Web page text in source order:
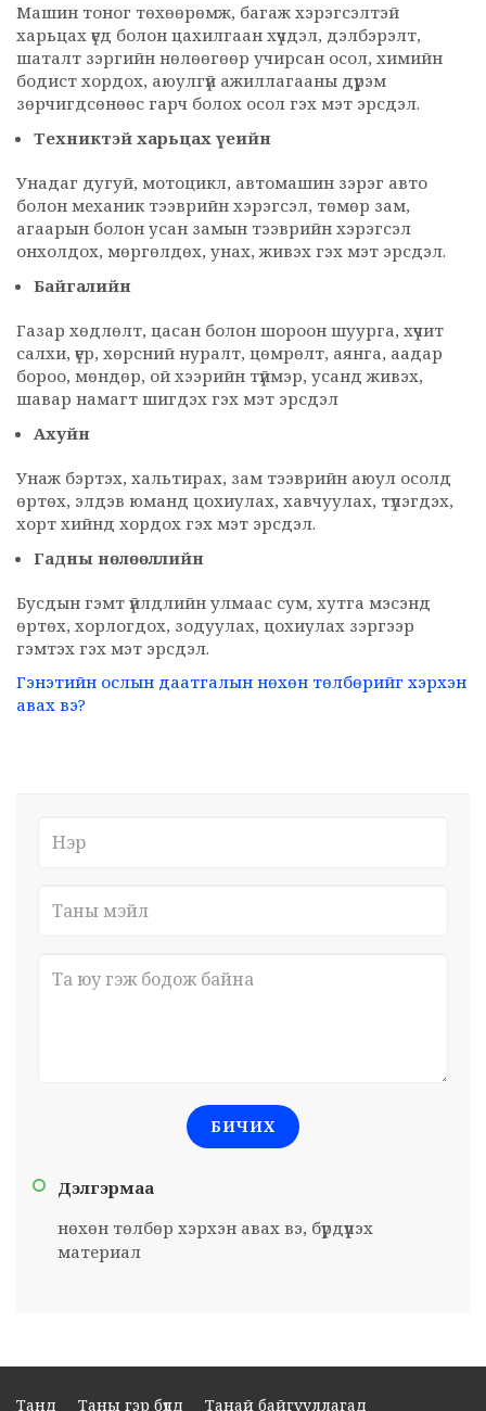
Машин тоног төхөөрөмж, багаж хэрэгсэлтэй
харьцах үед болон цахилгаан хүчдэл, дэлбэрэлт,
шаталт зэргийн нөлөөгөөр учирсан осол, химийн
бодист хордох, аюулгүй ажиллагааны дүрэм
зөрчигдсөнөөс гарч болох осол гэх мэт эрсдэл.
Техниктэй харьцах үеийн
Унадаг дугуй, мотоцикл, автомашин зэрэг авто
болон механик тээврийн хэрэгсэл, төмөр зам,
агаарын болон усан замын тээврийн хэрэгсэл
онхолдох, мөргөлдөх, унах, живэх гэх мэт эрсдэл.
Байгалийн
Газар хөдлөлт, цасан болон шороон шуурга, хүчит
салхи, үер, хөрсний нуралт, цөмрөлт, аянга, аадар
бороо, мөндөр, ой хээрийн түймэр, усанд живэх,
шавар намагт шигдэх гэх мэт эрсдэл
Ахуйн
Унаж бэртэх, хальтирах, зам тээврийн аюул осолд
өртөх, элдэв юманд цохиулах, хавчуулах, түлэгдэх,
хорт хийнд хордох гэх мэт эрсдэл.
Гадны нөлөөллийн
Бусдын гэмт үйлдлийн улмаас сум, хутга мэсэнд
өртөх, хорлогдох, зодуулах, цохиулах зэргээр
гэмтэх гэх мэт эрсдэл.
Гэнэтийн ослын даатгалын нөхөн төлбөрийг хэрхэн
авах вэ?
БИЧИХ
Дэлгэрмаа
нөхөн төлбөр хэрхэн авах вэ, бүрдүүлэх
материал
Танд Таны гэр бүлд Танай байгууллагад